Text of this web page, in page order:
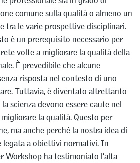
comune sulla qualità o almeno un
tra le varie prospettive disciplinari.
è un prerequisito necessario per
volte a migliorare la qualità della
È prevedibile che alcune
risposta nel contesto di uno
Tuttavia, è diventato altrettanto
scienza devono essere caute nel
la qualità. Questo per
ma anche perché la nostra idea di
legata a obiettivi normativi. In
Workshop ha testimoniato l’alta